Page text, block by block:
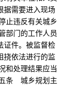
据需要进入现场
违反有关城乡
门的工作人员
证件。被监督检
挠依法进行的监
处理结果应当
条 城乡规划主